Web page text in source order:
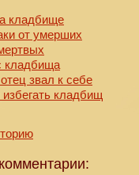
кладбище
от умерших
кладбища
звал к себе
избегать кладбищ